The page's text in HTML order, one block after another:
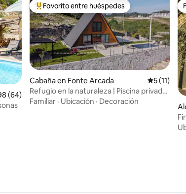
promedio: 4.98 de 5, 64 reseñas
(64)
Favorito entre huéspedes preferido
Favorito entre huéspedes
Cabaña en Fonte Arcada
5 (11)
Refugio en la naturaleza | Piscina privada |
Paz total
Familiar · Ubicación · Decoración